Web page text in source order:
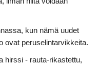
kun nämä uudet
ovat peruselintarvikkeita.
hirssi - rauta-rikastettu,